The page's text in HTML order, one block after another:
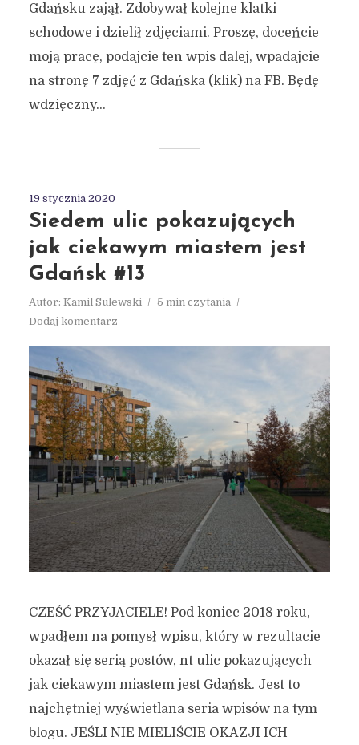
Gdańsku zajął. Zdobywał kolejne klatki
schodowe i dzielił zdjęciami. Proszę, doceńcie
moją pracę, podajcie ten wpis dalej, wpadajcie
na stronę 7 zdjęć z Gdańska (klik) na FB. Będę
wdzięczny...
19 stycznia 2020
Siedem ulic pokazujących
jak ciekawym miastem jest
Gdańsk #13
Autor: Kamil Sulewski
5 min czytania
Dodaj komentarz
CZEŚĆ PRZYJACIELE! Pod koniec 2018 roku,
wpadłem na pomysł wpisu, który w rezultacie
okazał się serią postów, nt ulic pokazujących
jak ciekawym miastem jest Gdańsk. Jest to
najchętniej wyświetlana seria wpisów na tym
blogu. JEŚLI NIE MIELIŚCIE OKAZJI ICH